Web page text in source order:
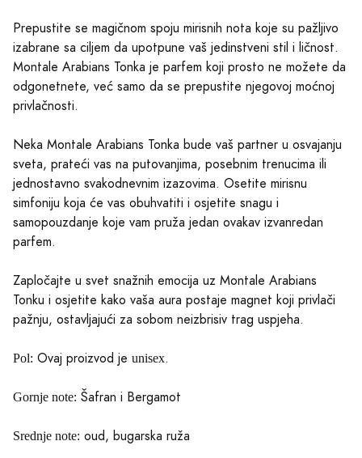
Prepustite se magičnom spoju mirisnih nota koje su pažljivo
izabrane sa ciljem da upotpune vaš jedinstveni stil i ličnost.
Montale Arabians Tonka je parfem koji prosto ne možete da
odgonetnete, već samo da se prepustite njegovoj moćnoj
privlačnosti.
Neka Montale Arabians Tonka bude vaš partner u osvajanju
sveta, prateći vas na putovanjima, posebnim trenucima ili
jednostavno svakodnevnim izazovima. Osetite mirisnu
simfoniju koja će vas obuhvatiti i osjetite snagu i
samopouzdanje koje vam pruža jedan ovakav izvanredan
parfem.
Zapločajte u svet snažnih emocija uz Montale Arabians
Tonku i osjetite kako vaša aura postaje magnet koji privlači
pažnju, ostavljajući za sobom neizbrisiv trag uspjeha.
Pol: Ovaj proizvod je unisex.
Gornje note: Šafran i Bergamot
Srednje note: oud, bugarska ruža